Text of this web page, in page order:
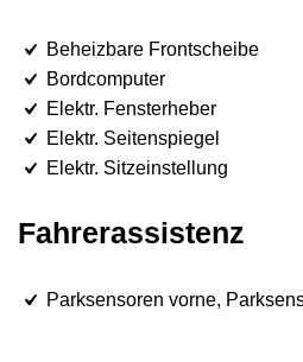
Beheizbare Frontscheibe
Bordcomputer
Elektr. Fensterheber
Elektr. Seitenspiegel
Elektr. Sitzeinstellung
Fahrerassistenz
Parksensoren vorne,